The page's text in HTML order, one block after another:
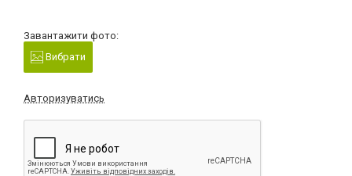
Завантажити фото:
Вибрати
Авторизуватись